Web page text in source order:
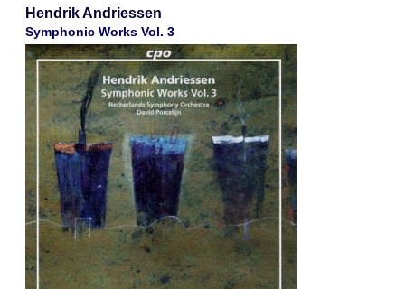
Hendrik Andriessen
Symphonic Works Vol. 3